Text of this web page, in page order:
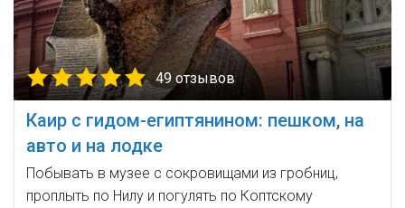
49 отзывов
Каир с гидом-египтянином: пешком, на
авто и на лодке
Побывать в музее с сокровищами из гробниц,
проплыть по Нилу и погулять по Коптскому